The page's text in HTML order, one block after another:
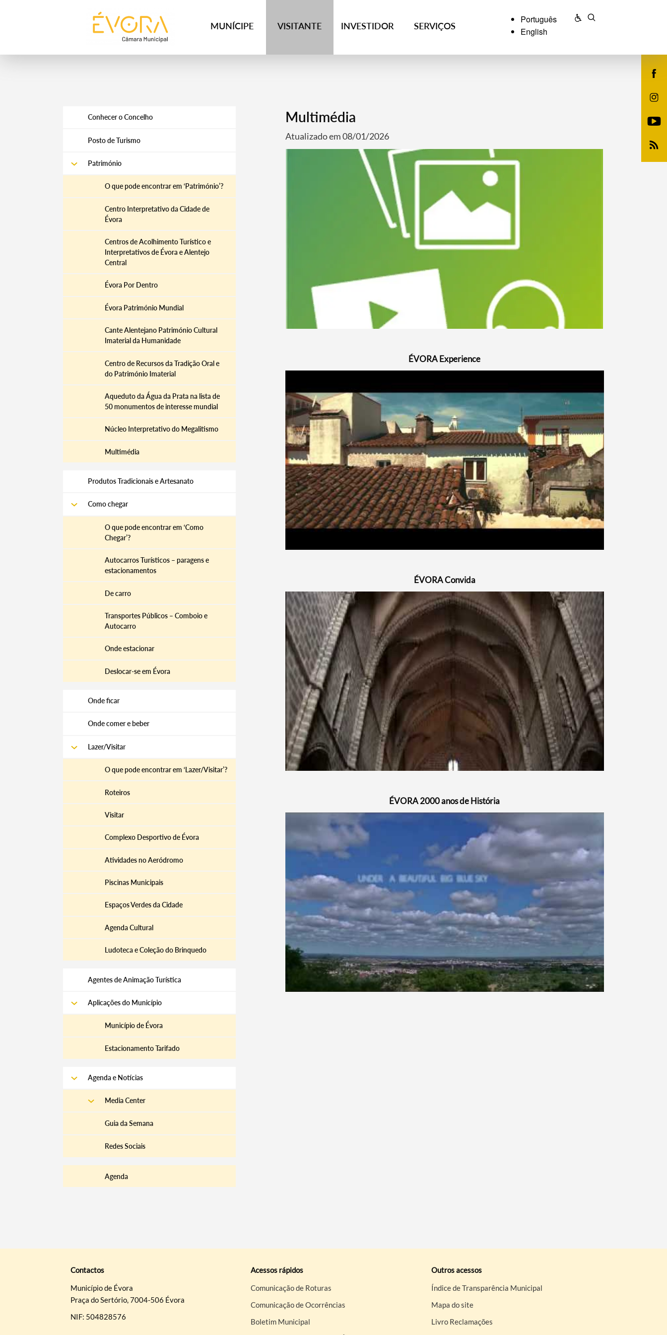
MUNÍCIPE VISITANTE INVESTIDOR SERVIÇOS
Português
English
Termo de Pesquisa
Filtros
Conhecer o Concelho
Posto de Turismo
Património
O que pode encontrar em ‘Património’?
Centro Interpretativo da Cidade de
Évora
Centros de Acolhimento Turístico e
Interpretativos de Évora e Alentejo
Central
Évora Por Dentro
Évora Património Mundial
Cante Alentejano Património Cultural
Imaterial da Humanidade
Centro de Recursos da Tradição Oral e
do Património Imaterial
Aqueduto da Água da Prata na lista de
50 monumentos de interesse mundial
Núcleo Interpretativo do Megalitismo
Multimédia
Produtos Tradicionais e Artesanato
Como chegar
O que pode encontrar em ‘Como
Chegar’?
Autocarros Turísticos – paragens e
estacionamentos
De carro
Transportes Públicos – Comboio e
Autocarro
Onde estacionar
Deslocar-se em Évora
Onde ficar
Onde comer e beber
Lazer/Visitar
O que pode encontrar em ‘Lazer/Visitar’?
Roteiros
Visitar
Complexo Desportivo de Évora
Atividades no Aeródromo
Piscinas Municipais
Espaços Verdes da Cidade
Agenda Cultural
Ludoteca e Coleção do Brinquedo
Agentes de Animação Turística
Aplicações do Município
Município de Évora
Estacionamento Tarifado
Agenda e Notícias
Media Center
Guia da Semana
Redes Sociais
Agenda
Multimédia
Atualizado em 08/01/2026
ÉVORA Experience
​ÉVORA Convida
ÉVORA 2000 anos de História
Contactos
Município de Évora
Praça do Sertório, 7004-506 Évora
NIF: 504828576
Acessos rápidos
Comunicação de Roturas
Comunicação de Ocorrências
Boletim Municipal
Outros acessos
Índice de Transparência Municipal
Mapa do site
Livro Reclamações